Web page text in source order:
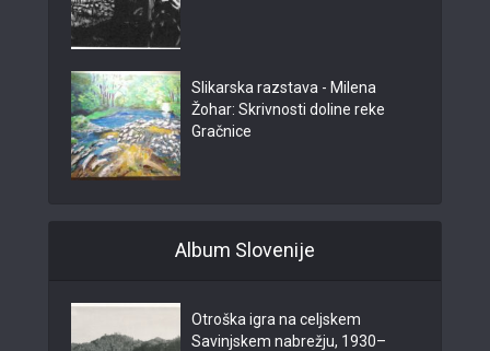
Slikarska razstava - Milena
Žohar: Skrivnosti doline reke
Gračnice
Album Slovenije
Otroška igra na celjskem
Savinjskem nabrežju, 1930–